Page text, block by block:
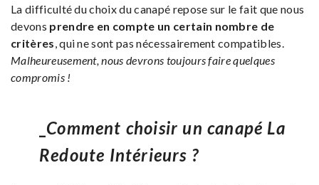
La difficulté du choix du canapé repose sur le fait que nous
devons prendre en compte un certain nombre de
critères , qui ne sont pas nécessairement compatibles.
Malheureusement, nous devrons toujours faire quelques
compromis !
Comment choisir un canapé La
Redoute Intérieurs ?